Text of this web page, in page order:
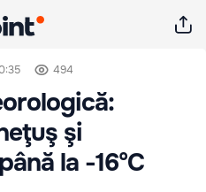
494
şi
la -16°C